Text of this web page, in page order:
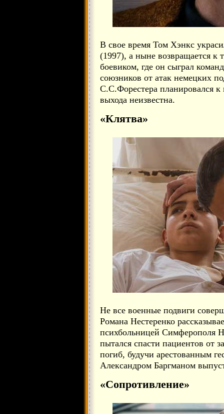
В свое время Том Хэнкс
(1997), а ныне возвращается
боевиком, где он сыграл
союзников от атак немецких
С.С.Форестера планировался к
выхода неизвестна.
«Клятва»
Не все военные подвиги
Романа Нестеренко
психбольницей Симферополя
пытался спасти пациентов от
погиб, будучи арестованным
Александром Баргманом
«Сопротивление»